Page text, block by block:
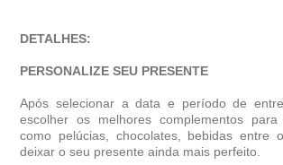
DETALHES:
PERSONALIZE SEU PRESENTE
Após selecionar a data e período de
escolher os melhores complementos
como pelúcias, chocolates, bebidas entre
deixar o seu presente ainda mais perfeito.